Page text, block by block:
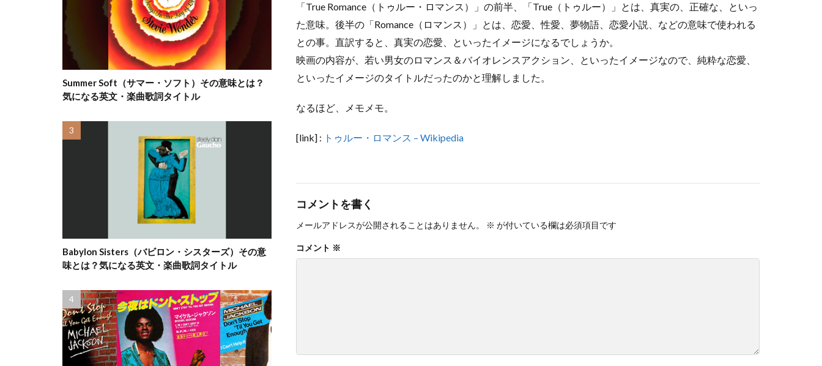
「True Romance（トゥルー・ロマンス）」の前半、「True（トゥルー）」とは、真実の、正確な、といっ
た意味。後半の「Romance（ロマンス）」とは、恋愛、性愛、夢物語、恋愛小説、などの意味で使われる
との事。直訳すると、真実の恋愛、といったイメージになるでしょうか。
映画の内容が、若い男女のロマンス＆バイオレンスアクション、といったイメージなので、純粋な恋愛、
といったイメージのタイトルだったのかと理解しました。
なるほど、メモメモ。
[link] : トゥルー・ロマンス – Wikipedia
コメントを書く
メールアドレスが公開されることはありません。 ※ が付いている欄は必須項目です
コメント ※
Summer Soft（サマー・ソフト）その意味とは？
気になる英文・楽曲歌詞タイトル
Babylon Sisters（バビロン・シスターズ）その意
味とは？気になる英文・楽曲歌詞タイトル